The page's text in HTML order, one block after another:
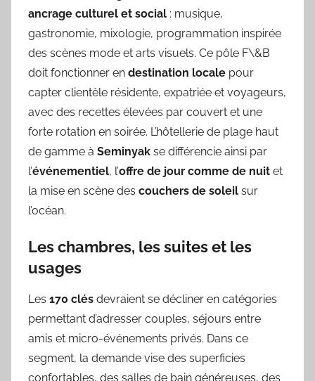
ancrage culturel et social : musique,
gastronomie, mixologie, programmation inspirée
des scènes mode et arts visuels. Ce pôle F\&B
doit fonctionner en destination locale pour
capter clientèle résidente, expatriée et voyageurs,
avec des recettes élevées par couvert et une
forte rotation en soirée. L’hôtellerie de plage haut
de gamme à Seminyak se différencie ainsi par
l’événementiel, l’offre de jour comme de nuit et
la mise en scène des couchers de soleil sur
l’océan.
Les chambres, les suites et les
usages
Les 170 clés devraient se décliner en catégories
permettant d’adresser couples, séjours entre
amis et micro-événements privés. Dans ce
segment, la demande vise des superficies
confortables, des salles de bain généreuses, des